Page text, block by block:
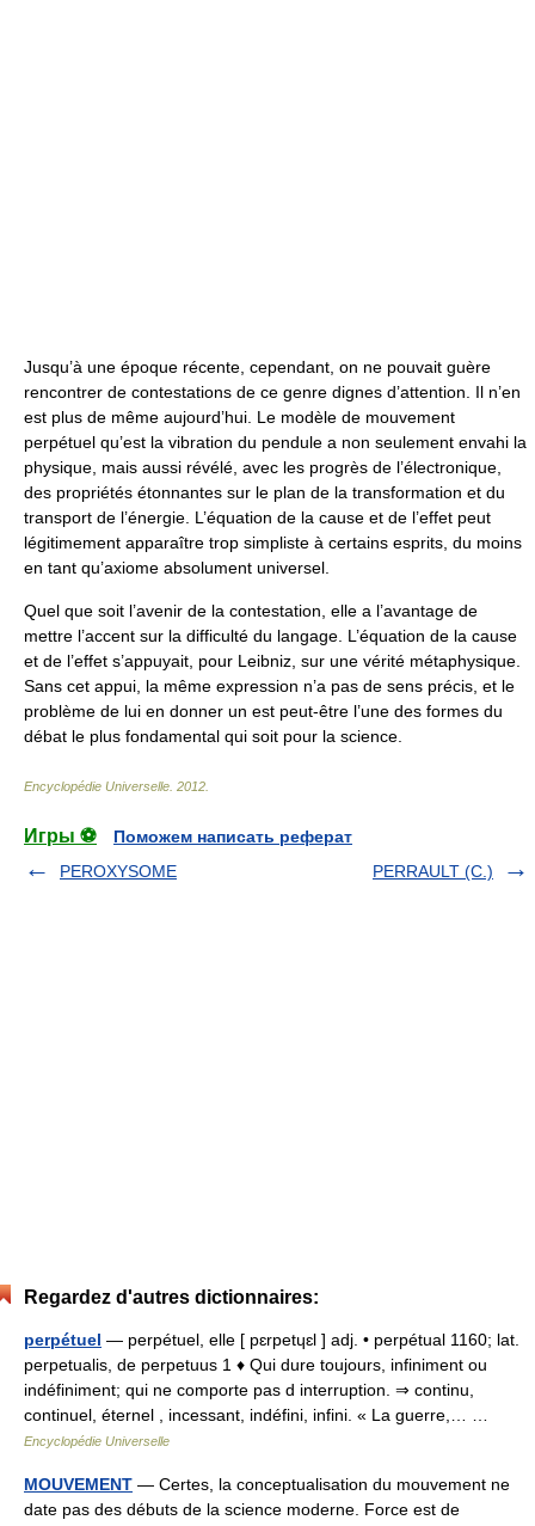
Jusqu’à une époque récente, cependant, on ne pouvait guère
rencontrer de contestations de ce genre dignes d’attention. Il n’en
est plus de même aujourd’hui. Le modèle de mouvement
perpétuel qu’est la vibration du pendule a non seulement envahi la
physique, mais aussi révélé, avec les progrès de l’électronique,
des propriétés étonnantes sur le plan de la transformation et du
transport de l’énergie. L’équation de la cause et de l’effet peut
légitimement apparaître trop simpliste à certains esprits, du moins
en tant qu’axiome absolument universel.
Quel que soit l’avenir de la contestation, elle a l’avantage de
mettre l’accent sur la difficulté du langage. L’équation de la cause
et de l’effet s’appuyait, pour Leibniz, sur une vérité métaphysique.
Sans cet appui, la même expression n’a pas de sens précis, et le
problème de lui en donner un est peut-être l’une des formes du
débat le plus fondamental qui soit pour la science.
Encyclopédie Universelle 2012
Игры ⚽
Поможем написать реферат
PEROXYSOME
PERRAULT (C.)
Regardez d'autres dictionnaires:
perpétuel — perpétuel, elle [ pɛrpetɥɛl ] adj. • perpétual 1160; lat.
perpetualis, de perpetuus 1 ♦ Qui dure toujours, infiniment ou
indéfiniment; qui ne comporte pas d interruption. ⇒ continu,
continuel, éternel , incessant, indéfini, infini. « La guerre,… …
Encyclopédie Universelle
MOUVEMENT — Certes, la conceptualisation du mouvement ne
date pas des débuts de la science moderne. Force est de